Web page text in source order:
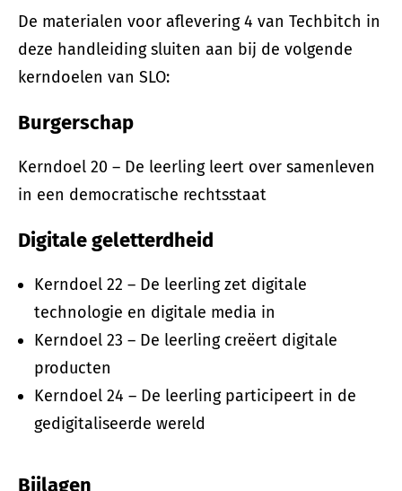
De materialen voor aflevering 4 van Techbitch in
deze handleiding sluiten aan bij de volgende
kerndoelen van SLO:
Burgerschap
Kerndoel 20 – De leerling leert over samenleven
in een democratische rechtsstaat
Digitale geletterdheid
Kerndoel 22 – De leerling zet digitale
technologie en digitale media in
Kerndoel 23 – De leerling creëert digitale
producten
Kerndoel 24 – De leerling participeert in de
gedigitaliseerde wereld
Bijlagen